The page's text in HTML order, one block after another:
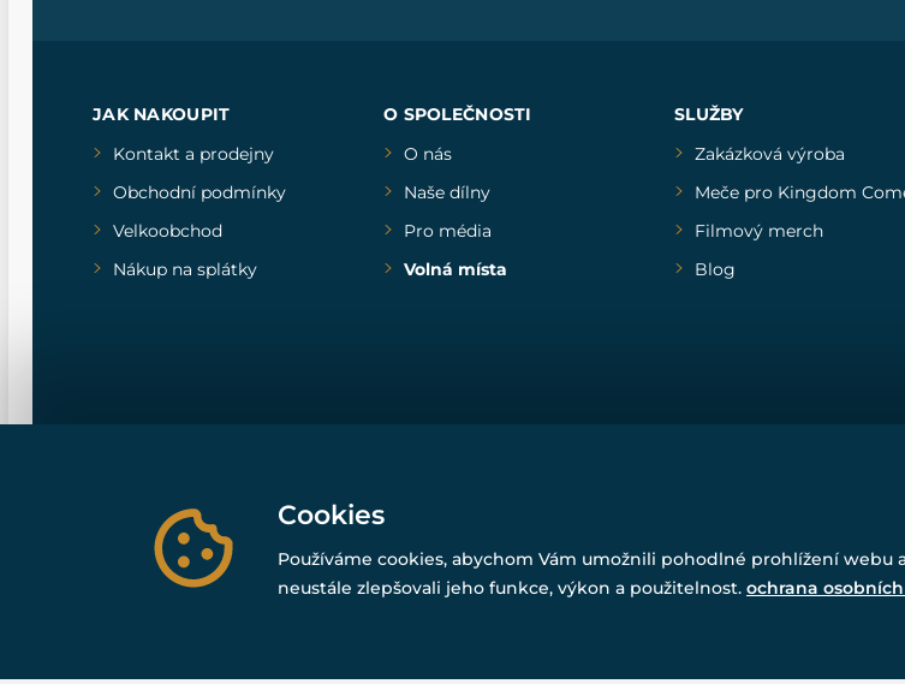
JAK NAKOUPIT
Kontakt a prodejny
Obchodní podmínky
Velkoobchod
Nákup na splátky
O SPOLEČNOSTI
O nás
Naše dílny
Pro média
Volná místa
SLUŽBY
Zakázková výroba
Meče pro Kingdom
Filmový merch
Blog
Powered bySimplia.cz, protected by
Cookies
Používáme cookies, abychom Vám umožnili pohodlné prohlížení webu
neustále zlepšovali jeho funkce, výkon a použitelnost. ochrana